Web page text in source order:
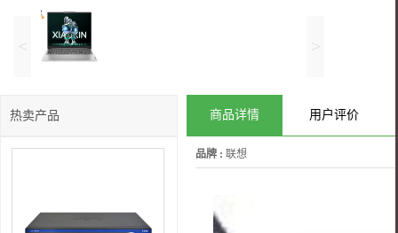
< >
热卖产品 商品详情 用户评价
品牌 : 联想